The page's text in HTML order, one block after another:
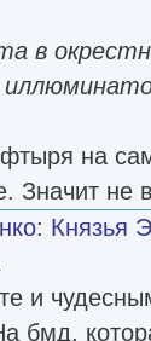
в
на
Значит не
: Князья
и
бмд,